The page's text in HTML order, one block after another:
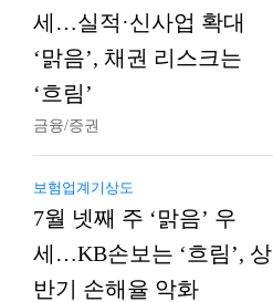
세…실적·신사업 확대
‘맑음’, 채권 리스크는
‘흐림’
금융/증권
보험업계기상도
7월 넷째 주 ‘맑음’ 우
세…KB손보는 ‘흐림’, 상
반기 손해율 악화